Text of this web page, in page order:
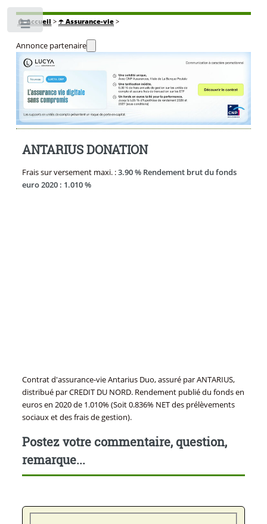
🏠Accueil > ☂️ Assurance-vie>
Annonce partenaire
ANTARIUS DONATION
Frais sur versement maxi. :3.90 % Rendement brut du fonds
euro 2020 : 1.010 %
Contrat d'assurance-vie Antarius Duo, assuré par ANTARIUS,
distribué par CREDIT DU NORD. Rendement publié du fonds en
euros en 2020 de 1.010% (Soit 0.836% NET des prélèvements
sociaux et des frais de gestion).
Postez votre commentaire, question,
remarque...
Toggle